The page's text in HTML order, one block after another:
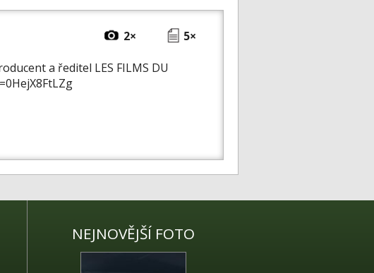
2× 5×
a ředitel LES FILMS DU
NEJNOVĚJŠÍ FOTO